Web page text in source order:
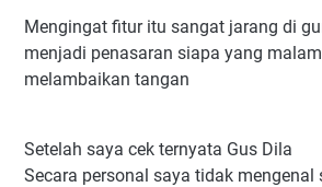
Mengingat fitur itu sangat jarang di
menjadi penasaran siapa yang
melambaikan tangan
Setelah saya cek ternyata Gus Dila
Secara personal saya tidak